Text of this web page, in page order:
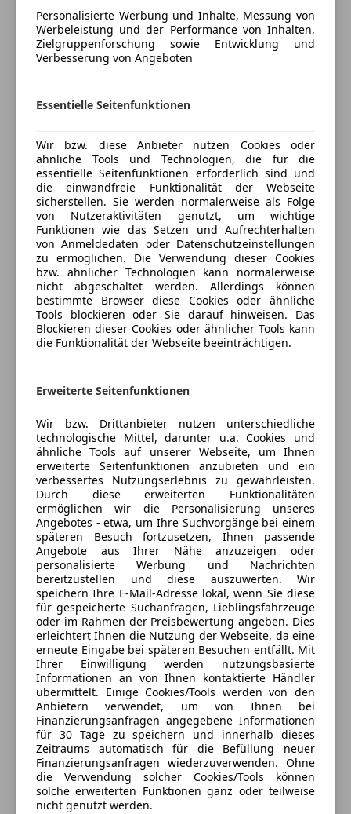
Kopfairbag
Kurvenlicht
Seitenairbag
Wegfahrsperre
Zentralverriegelung
Alufelgen
Innenspiegel automatisch abblendend
Scheinwerferreinigung
Skisack
Sportfahrwerk
Sportsitze
*Exterieurumfänge in Wagenfarbe
*Geschwindigkeitsregelung mit Bremsfunktion
*Personal Profile
*Reifendruckanzeige
*Scheibenwaschdüsen beheizt
*Seitenaufprallschutz
*Servotronic
*Start-/Stop-Knopf
*Stoßfänger-System
*Warndreieck mit Erste-Hilfe-Set
*Ablagefächer in der Mittelkonsole vorne und hinten
*Aktive Kopfstützen vorne
*Aktive Motorhaube (Fußgängerschutzsystem)
*Akzentleiste in Perlglanz Chrom
*Ambientes Licht
*Armauflage Mittelkonsole vorne, mit Ablagefach
*Auflicht vorne, indirekte Beleuchtung der
Mittelkonsole
*Außentemperaturanzeige
Kfz-Versicherung
Auto einfach online versichern & Rabatt holen
Jetzt berechnen
Verkäufer Händler
KFZ - Warner Autohandel
Sternebewertung 5 von 5
5Sterne
(90% Weiterempfehlungen)
Showroom
Geöffnet
Schließt um 12:00
Wiener Straße 87,
2513 Möllersdorf, AT
Kontakt
Erwin Warner
Alle Fahrzeuge des Anbieters
Anbieter kontaktieren
Deine Nachricht
Personalisierte Werbung und Inhalte, Messung von
Werbeleistung und der Performance von Inhalten,
Zielgruppenforschung sowie Entwicklung und
Verbesserung von Angeboten
Essentielle Seitenfunktionen
Wir bzw. diese Anbieter nutzen Cookies oder
ähnliche Tools und Technologien, die für die
essentielle Seitenfunktionen erforderlich sind und
die einwandfreie Funktionalität der Webseite
sicherstellen. Sie werden normalerweise als Folge
von Nutzeraktivitäten genutzt, um wichtige
Funktionen wie das Setzen und Aufrechterhalten
von Anmeldedaten oder Datenschutzeinstellungen
zu ermöglichen. Die Verwendung dieser Cookies
bzw. ähnlicher Technologien kann normalerweise
nicht abgeschaltet werden. Allerdings können
bestimmte Browser diese Cookies oder ähnliche
Tools blockieren oder Sie darauf hinweisen. Das
Blockieren dieser Cookies oder ähnlicher Tools kann
die Funktionalität der Webseite beeinträchtigen.
Erweiterte Seitenfunktionen
Wir bzw. Drittanbieter nutzen unterschiedliche
technologische Mittel, darunter u.a. Cookies und
ähnliche Tools auf unserer Webseite, um Ihnen
erweiterte Seitenfunktionen anzubieten und ein
verbessertes Nutzungserlebnis zu gewährleisten.
Durch diese erweiterten Funktionalitäten
ermöglichen wir die Personalisierung unseres
Angebotes - etwa, um Ihre Suchvorgänge bei einem
späteren Besuch fortzusetzen, Ihnen passende
Angebote aus Ihrer Nähe anzuzeigen oder
personalisierte Werbung und Nachrichten
bereitzustellen und diese auszuwerten. Wir
speichern Ihre E-Mail-Adresse lokal, wenn Sie diese
für gespeicherte Suchanfragen, Lieblingsfahrzeuge
oder im Rahmen der Preisbewertung angeben. Dies
erleichtert Ihnen die Nutzung der Webseite, da eine
erneute Eingabe bei späteren Besuchen entfällt. Mit
Ihrer Einwilligung werden nutzungsbasierte
Informationen an von Ihnen kontaktierte Händler
übermittelt. Einige Cookies/Tools werden von den
Anbietern verwendet, um von Ihnen bei
Finanzierungsanfragen angegebene Informationen
für 30 Tage zu speichern und innerhalb dieses
Zeitraums automatisch für die Befüllung neuer
Finanzierungsanfragen wiederzuverwenden. Ohne
die Verwendung solcher Cookies/Tools können
solche erweiterten Funktionen ganz oder teilweise
nicht genutzt werden.